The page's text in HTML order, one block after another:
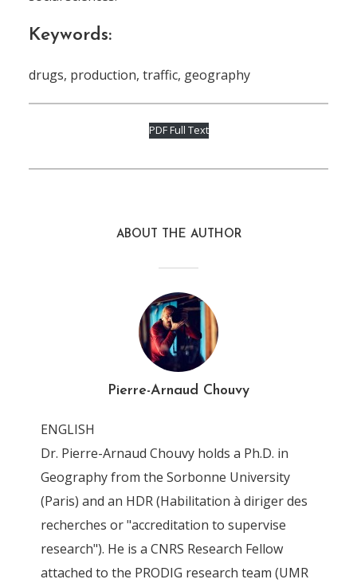
Keywords:
drugs, production, traffic, geography
PDF Full Text
ABOUT THE AUTHOR
Pierre-Arnaud Chouvy
ENGLISH
Dr. Pierre-Arnaud Chouvy holds a Ph.D. in
Geography from the Sorbonne University
(Paris) and an HDR (Habilitation à diriger des
recherches or "accreditation to supervise
research"). He is a CNRS Research Fellow
attached to the PRODIG research team (UMR